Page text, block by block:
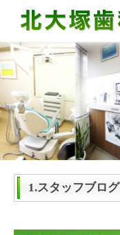
1.スタッフブログ